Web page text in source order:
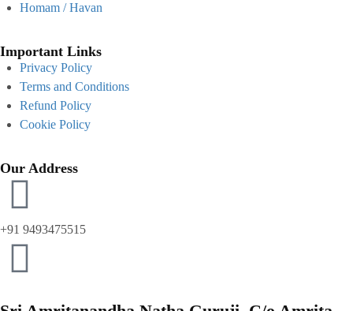
Homam / Havan
Important Links
Privacy Policy
Terms and Conditions
Refund Policy
Cookie Policy
Our Address
+91 9493475515